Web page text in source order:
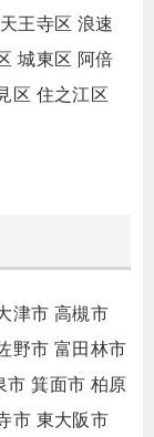
天王寺区 浪速
城東区 阿倍
区 住之江区
津市 高槻市
野市 富田林市
市 箕面市 柏原
市 東大阪市